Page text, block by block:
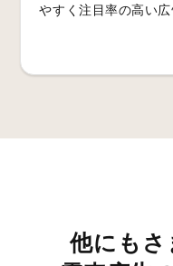
やすく注目率の高い広
他にも